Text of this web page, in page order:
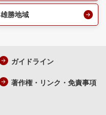
雄勝地域
ガイドライン
著作権・リンク・免責事項